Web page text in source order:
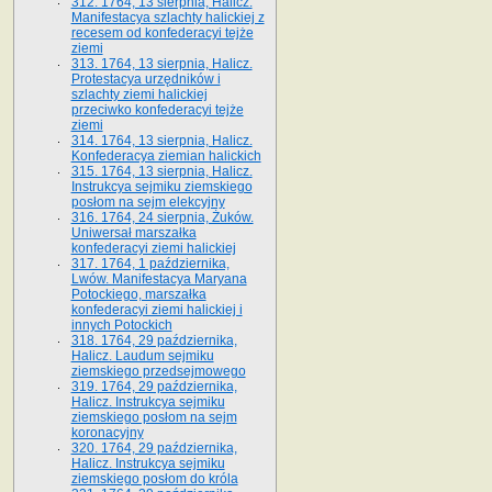
Manifestacya szlachty halickiej z
recesem od konfederacyi tejże
ziemi
313. 1764, 13 sierpnia, Halicz.
Protestacya urzędników i
szlachty ziemi halickiej
przeciwko konfederacyi tejże
ziemi
314. 1764, 13 sierpnia, Halicz.
Konfederacya ziemian halickich
315. 1764, 13 sierpnia, Halicz.
Instrukcya sejmiku ziemskiego
posłom na sejm elekcyjny
316. 1764, 24 sierpnia, Żuków.
Uniwersał marszałka
konfederacyi ziemi halickiej
317. 1764, 1 października,
Lwów. Manifestacya Maryana
Potockiego, marszałka
konfederacyi ziemi halickiej i
innych Potockich
318. 1764, 29 października,
Halicz. Laudum sejmiku
ziemskiego przedsejmowego
319. 1764, 29 października,
Halicz. Instrukcya sejmiku
ziemskiego posłom na sejm
koronacyjny
320. 1764, 29 października,
Halicz. Instrukcya sejmiku
ziemskiego posłom do króla